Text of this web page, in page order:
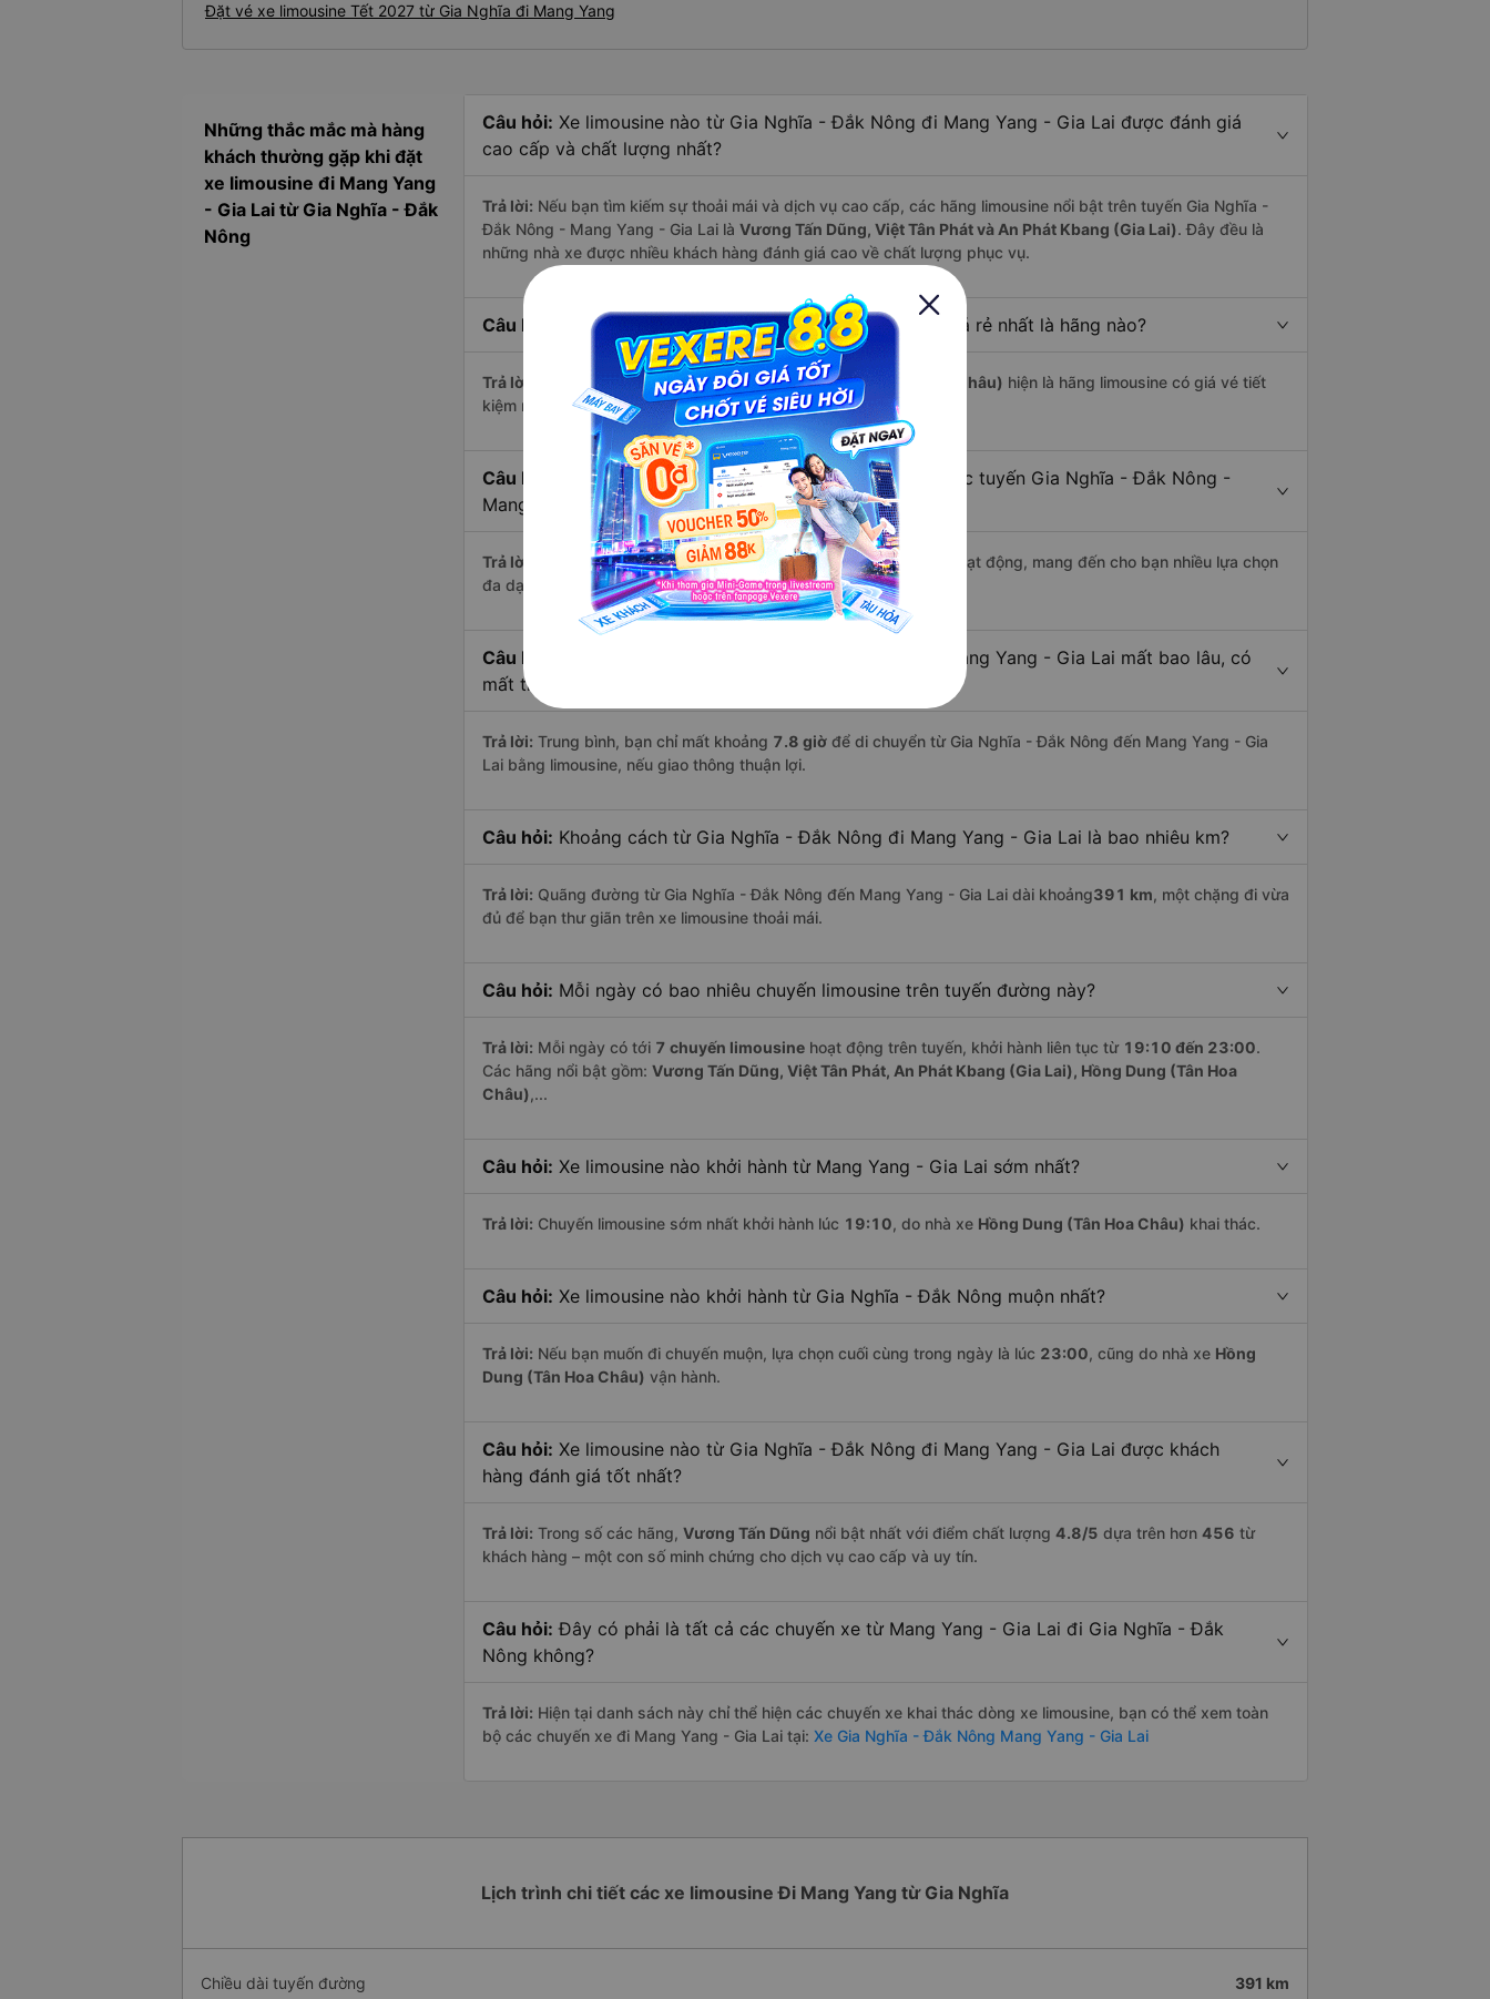
Đặt vé xe limousine Tết 2027 từ Gia Nghĩa đi Mang Yang
Những thắc mắc mà hàng
khách thường gặp khi đặt
xe limousine đi Mang Yang
- Gia Lai từ Gia Nghĩa - Đắk
Nông
Câu hỏi: Xe limousine nào từ Gia Nghĩa - Đắk Nông đi Mang Yang - Gia Lai được đánh giá
cao cấp và chất lượng nhất?
Trả lời: Nếu bạn tìm kiếm sự thoải mái và dịch vụ cao cấp, các hãng limousine nổi bật trên tuyến Gia Nghĩa -
Đắk Nông - Mang Yang - Gia Lai là Vương Tấn Dũng, Việt Tân Phát và An Phát Kbang (Gia Lai). Đây đều là
những nhà xe được nhiều khách hàng đánh giá cao về chất lượng phục vụ.
Câu hỏi: Hãng xe limousine đi Mang Yang - Gia Lai có giá rẻ nhất là hãng nào?
Trả lời: Với mức giá chỉ từ360.000đồng, Hồng Dung (Tân Hoa Châu) hiện là hãng limousine có giá vé tiết
kiệm nhất.
Câu hỏi:
Hiện nay có bao nhiêu nhà xe limousine khai thác tuyến Gia Nghĩa - Đắk Nông -
Mang Yang - Gia Lai?
Trả lời: Trên tuyến đường này hiện có4 nhà xe limousine
đang hoạt động, mang đến cho bạn nhiều lựa chọn
đa dạng về dịch vụ và mức giá.
Câu hỏi:
Đi xe limousine từ Gia Nghĩa - Đắk Nông đến Mang Yang - Gia Lai mất bao lâu, có
mất thời gian hơn các loại phương tiện khác hay không?
Trả lời: Trung bình, bạn chỉ mất khoảng 7.8 giờ để di chuyển từ Gia Nghĩa - Đắk Nông đến Mang Yang - Gia
Lai bằng limousine, nếu giao thông thuận lợi.
Câu hỏi: Khoảng cách từ Gia Nghĩa - Đắk Nông đi Mang Yang - Gia Lai là bao nhiêu km?
Trả lời: Quãng đường từ Gia Nghĩa - Đắk Nông đến Mang Yang - Gia Lai dài khoảng391 km, một chặng đi vừa
đủ để bạn thư giãn trên xe limousine thoải mái.
Câu hỏi: Mỗi ngày có bao nhiêu chuyến limousine trên tuyến đường này?
Trả lời: Mỗi ngày có tới 7 chuyến limousine hoạt động trên tuyến, khởi hành liên tục từ 19:10 đến 23:00.
Các hãng nổi bật gồm: Vương Tấn Dũng, Việt Tân Phát, An Phát Kbang (Gia Lai), Hồng Dung (Tân Hoa
Châu),...
Câu hỏi: Xe limousine nào khởi hành từ Mang Yang - Gia Lai sớm nhất?
Trả lời: Chuyến limousine sớm nhất khởi hành lúc 19:10, do nhà xe Hồng Dung (Tân Hoa Châu) khai thác.
Câu hỏi: Xe limousine nào khởi hành từ Gia Nghĩa - Đắk Nông muộn nhất?
Trả lời: Nếu bạn muốn đi chuyến muộn, lựa chọn cuối cùng trong ngày là lúc 23:00, cũng do nhà xe Hồng
Dung (Tân Hoa Châu) vận hành.
Câu hỏi: Xe limousine nào từ Gia Nghĩa - Đắk Nông đi Mang Yang - Gia Lai được khách
hàng đánh giá tốt nhất?
Trả lời: Trong số các hãng, Vương Tấn Dũng nổi bật nhất với điểm chất lượng 4.8/5 dựa trên hơn 456 từ
khách hàng – một con số minh chứng cho dịch vụ cao cấp và uy tín.
Câu hỏi: Đây có phải là tất cả các chuyến xe từ Mang Yang - Gia Lai đi Gia Nghĩa - Đắk
Nông không?
Trả lời: Hiện tại danh sách này chỉ thể hiện các chuyến xe khai thác dòng xe limousine, bạn có thể xem toàn
bộ các chuyến xe đi Mang Yang - Gia Lai tại: Xe Gia Nghĩa - Đắk Nông Mang Yang - Gia Lai
Lịch trình chi tiết các xe limousine Đi Mang Yang từ Gia Nghĩa
Chiều dài tuyến đường 391 km